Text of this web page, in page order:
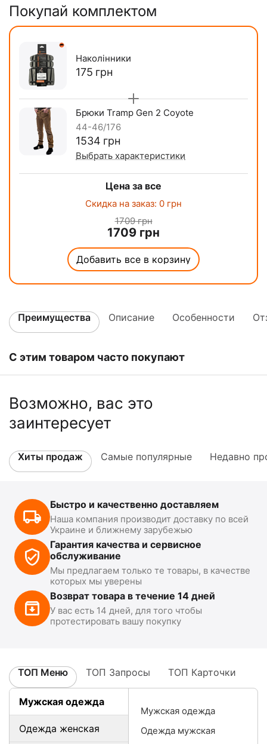
Покупай комплектом
Наколінники
‍175‍ грн
Брюки Tramp Gen 2 Coyote
44-46/176
‍1534‍ грн
Выбрать характеристики
Цена за все
Скидка на заказ: 0 грн
1709грн
1709 грн
Добавить все в корзину
Преимущества Описание Особенности
С этим товаром часто покупают
Возможно, вас это
заинтересует
Хиты продаж Самые популярные Недавно
Быстро и качественно доставляем
Наша компания производит доставку по всей
Украине и ближнему зарубежью
Гарантия качества и сервисное
обслуживание
Мы предлагаем только те товары, в качестве
которых мы уверены
Возврат товара в течение 14 дней
У вас есть 14 дней, для того чтобы
протестировать вашу покупку
ТОП Меню ТОП Запросы ТОП Карточки
Мужская одежда
Одежда женская
Мужская одежда
Одежда мужская